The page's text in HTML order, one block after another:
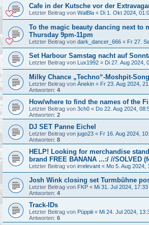
Cafe in der Kutsche vor der
Letzter Beitrag von WalBla « Di 1. Okt 2024,
To the magic beauty dancing next to
Thursday 9pm-11pm
Letzter Beitrag von dark_dancer_666 « Fr 27.
Set Harbour Samstag nacht auf
Letzter Beitrag von Lux1992 « Di 27. Aug 2024,
Milky Chance „Techno“-Moshpit-Song
Letzter Beitrag von Änekin « Fr 23. Aug 2024,
Antworten: 4
How/where to find the names of the
Letzter Beitrag von 3ch0 « Do 22. Aug 2024,
Antworten: 2
DJ SET Panne Eichel
Letzter Beitrag von jugo23 « Fr 16. Aug 2024,
Antworten: 8
HELP! Looking for merchandise
brand FREE BANANA ...:/ //SOLVED
Letzter Beitrag von irrelevant « Mo 5. Aug 2024,
Josh Wink closing set Turmbühne
Letzter Beitrag von FKP « Mi 31. Jul 2024, 17:33
Antworten: 4
Track-IDs
Letzter Beitrag von Püppiii « Mi 24. Jul 2024,
Antworten: 6